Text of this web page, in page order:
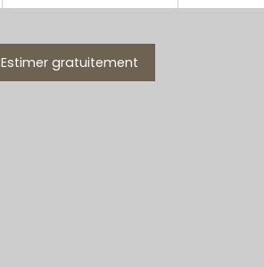
Estimer gratuitement